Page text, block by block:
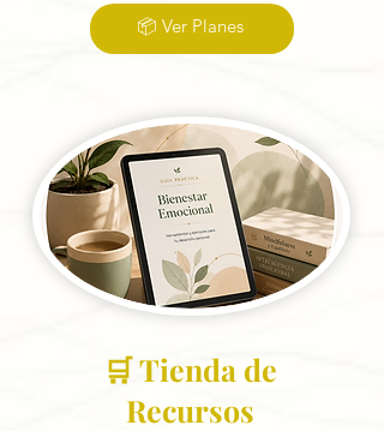
📦 Ver Planes
🛒 Tienda de
Recursos